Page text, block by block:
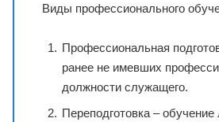
Виды профессионального
Профессиональная
ранее не имевших
должности служащего.
Переподготовка –